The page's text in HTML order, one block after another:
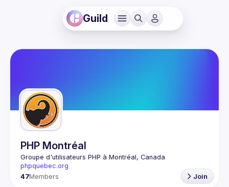
Guild
PHP Montréal
Groupe d'utilisateurs PHP à Montréal, Canada
phpquebec.org
47Members Join